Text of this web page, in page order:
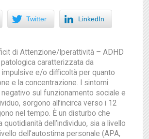
Twitter LinkedIn
di Attenzione/Iperattività – ADHD
caratterizzata da
impulsive e/o difficoltà per quanto
e la concentrazione. I sintomi
negativo sul funzionamento sociale e
sorgono all’incirca verso i 12
nel tempo. È un disturbo che
dell’individuo, sia a livello
dell’autostima personale (APA,